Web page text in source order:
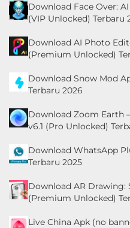
Download Face Over:
(VIP Unlocked) Terbaru
Download AI Photo
(Premium Unlocked)
Download Snow Mod
Terbaru 2026
Download Zoom Earth
v6.1 (Pro Unlocked)
Download WhatsApp
Terbaru 2025
Download AR Drawing:
(Premium Unlocked)
Live China Apk (no